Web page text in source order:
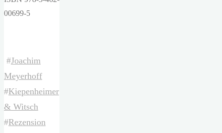
00699-5
#Joachim
Meyerhoff
#Kiepenheimer
& Witsch
#Rezension